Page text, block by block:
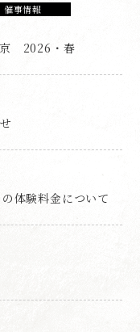
催事情報
京 2026・春
体験料金について